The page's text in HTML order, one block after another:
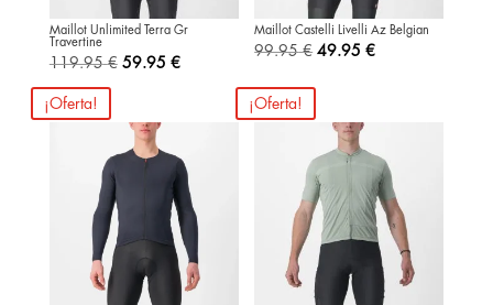
Maillot Unlimited Terra Gr
Travertine
119.95 € El
original
era:
119.95 €.
59.95 €El
59.95 €.
Maillot Castelli Livelli Az Belgian
99.95 € El
era:
99.95 €.
49.95 €El
49.95 €.
¡Oferta! ¡Oferta!